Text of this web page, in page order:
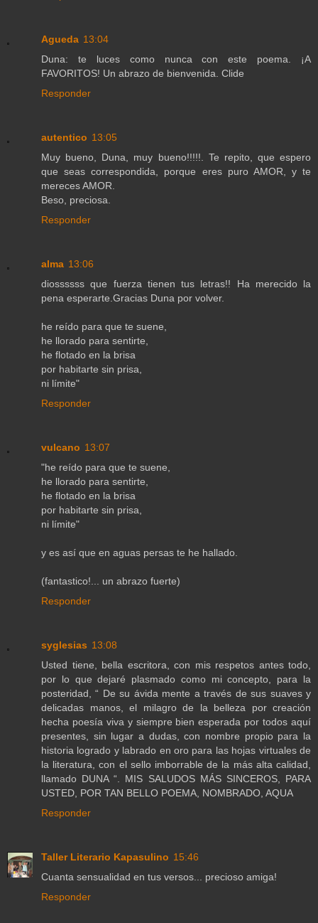
Agueda 13:04
Duna: te luces como nunca con este poema. ¡A
FAVORITOS! Un abrazo de bienvenida. Clide
Responder
autentico 13:05
Muy bueno, Duna, muy bueno!!!!!. Te repito, que espero
que seas correspondida, porque eres puro AMOR, y te
mereces AMOR.
Beso, preciosa.
Responder
alma 13:06
diossssss que fuerza tienen tus letras!! Ha merecido la
pena esperarte.Gracias Duna por volver.
he reído para que te suene,
he llorado para sentirte,
he flotado en la brisa
por habitarte sin prisa,
ni límite"
Responder
vulcano 13:07
"he reído para que te suene,
he llorado para sentirte,
he flotado en la brisa
por habitarte sin prisa,
ni límite"
y es así que en aguas persas te he hallado.
(fantastico!... un abrazo fuerte)
Responder
syglesias 13:08
Usted tiene, bella escritora, con mis respetos antes todo,
por lo que dejaré plasmado como mi concepto, para la
posteridad, “ De su ávida mente a través de sus suaves y
delicadas manos, el milagro de la belleza por creación
hecha poesía viva y siempre bien esperada por todos aquí
presentes, sin lugar a dudas, con nombre propio para la
historia logrado y labrado en oro para las hojas virtuales de
la literatura, con el sello imborrable de la más alta calidad,
llamado DUNA “. MIS SALUDOS MÁS SINCEROS, PARA
USTED, POR TAN BELLO POEMA, NOMBRADO, AQUA
Responder
Taller Literario Kapasulino 15:46
Cuanta sensualidad en tus versos... precioso amiga!
Responder